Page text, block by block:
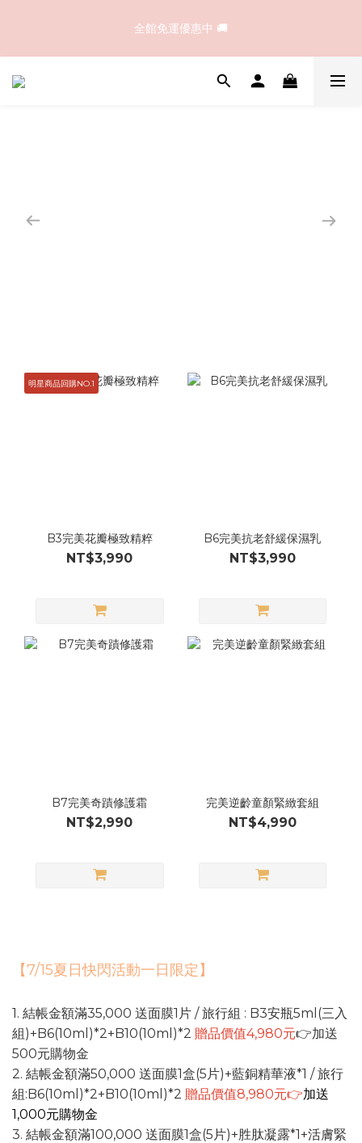
洗淨不緊繃！
全館免運優惠中 🚚
☀️夏日潔顏首選｜B1完美溫和胺基酸洗卸顏露｜買大送小，溫和
明星商品回購NO.1
B3完美花瓣極致精粹
NT$3,990
B6完美抗老舒緩保濕乳
NT$3,990
B7完美奇蹟修護霜
NT$2,990
完美逆齡童顏緊緻套組
NT$4,990
【7/15夏日快閃活動一日限定】
1. 結帳金額滿35,000 送面膜1片 / 旅行組 : B3安瓶5ml(三入
組)+B6(10ml)*2+B10(10ml)*2 贈品價值4,980元👉加送
500元購物金
2. 結帳金額滿50,000 送面膜1盒(5片)+藍銅精華液*1 / 旅行
組:B6(10ml)*2+B10(10ml)*2 贈品價值8,980元👉加送
1,000元購物金
3. 結帳金額滿100,000 送面膜1盒(5片)+胜肽凝露*1+活膚緊